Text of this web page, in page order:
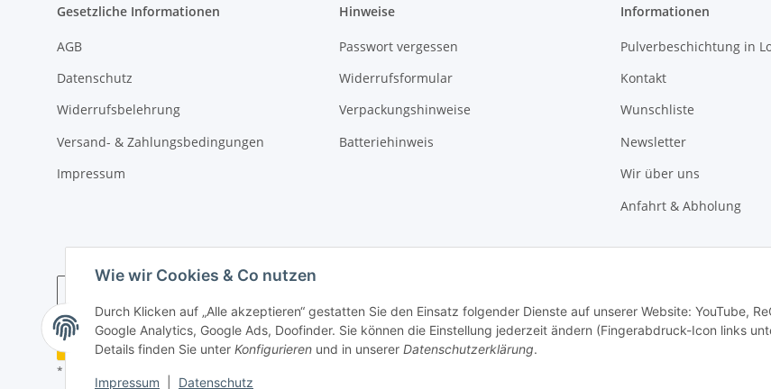
Wie wir Cookies & Co nutzen
Durch Klicken auf „Alle akzeptieren“ gestatten Sie den Einsatz folgender Dienste auf unserer Website: YouTube,
Google Analytics, Google Ads, Doofinder. Sie können die Einstellung jederzeit ändern (Fingerabdruck-Icon links
Details finden Sie unter Konfigurieren und in unserer Datenschutzerklärung.
Impressum Datenschutz
Gesetzliche Informationen
AGB
Datenschutz
Widerrufsbelehrung
Versand- & Zahlungsbedingungen
Impressum
Hinweise
Passwort vergessen
Widerrufsformular
Verpackungshinweise
Batteriehinweis
Informationen
Pulverbeschichtung in
Kontakt
Wunschliste
Newsletter
Wir über uns
Anfahrt & Abholung
Widerrufsbutton
* Alle Preise inkl. gesetzlicher USt., zzgl.